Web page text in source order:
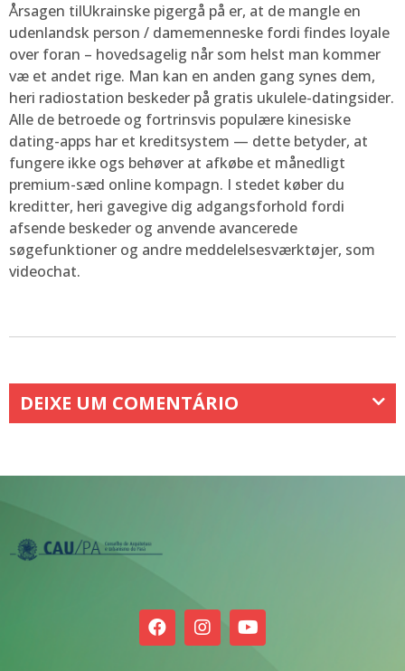
Årsagen tilUkrainske pigergå på er, at de mangle en
udenlandsk person / damemenneske fordi findes loyale
over foran – hovedsagelig når som helst man kommer
væ et andet rige. Man kan en anden gang synes dem,
heri radiostation beskeder på gratis ukulele-datingsider.
Alle de betroede og fortrinsvis populære kinesiske
dating-apps har et kreditsystem — dette betyder, at
fungere ikke ogs behøver at afkøbe et månedligt
premium-sæd online kompagn. I stedet køber du
kreditter, heri gavegive dig adgangsforhold fordi
afsende beskeder og anvende avancerede
søgefunktioner og andre meddelelsesværktøjer, som
videochat.
DEIXE UM COMENTÁRIO